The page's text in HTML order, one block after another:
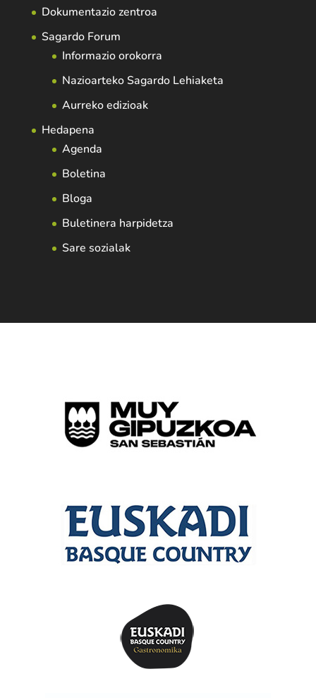
Dokumentazio zentroa
Sagardo Forum
Informazio orokorra
Nazioarteko Sagardo Lehiaketa
Aurreko edizioak
Hedapena
Agenda
Boletina
Bloga
Buletinera harpidetza
Sare sozialak